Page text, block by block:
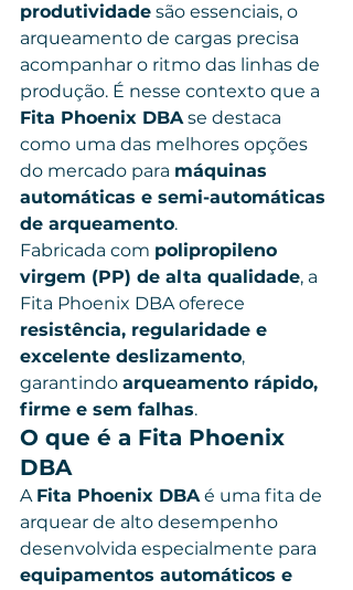
produtividade são essenciais, o
arqueamento de cargas precisa
acompanhar o ritmo das linhas de
produção. É nesse contexto que a
Fita Phoenix DBA se destaca
como uma das melhores opções
do mercado para máquinas
automáticas e semi-automáticas
de arqueamento.
Fabricada com polipropileno
virgem (PP) de alta qualidade, a
Fita Phoenix DBA oferece
resistência, regularidade e
excelente deslizamento,
garantindo arqueamento rápido,
firme e sem falhas.
O que é a Fita Phoenix
DBA
A Fita Phoenix DBA é uma fita de
arquear de alto desempenho
desenvolvida especialmente para
equipamentos automáticos e